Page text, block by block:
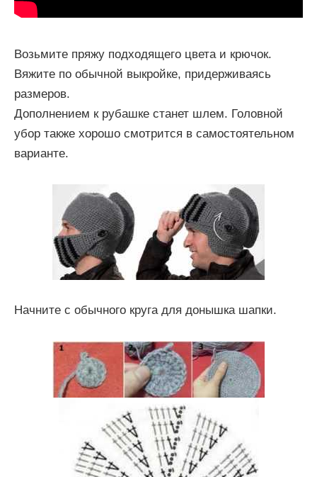
Возьмите пряжу подходящего цвета и крючок.
Вяжите по обычной выкройке, придерживаясь
размеров.
Дополнением к рубашке станет шлем. Головной
убор также хорошо смотрится в самостоятельном
варианте.
Начните с обычного круга для донышка шапки.